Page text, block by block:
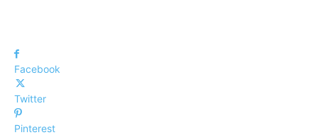
Facebook
Twitter
Pinterest